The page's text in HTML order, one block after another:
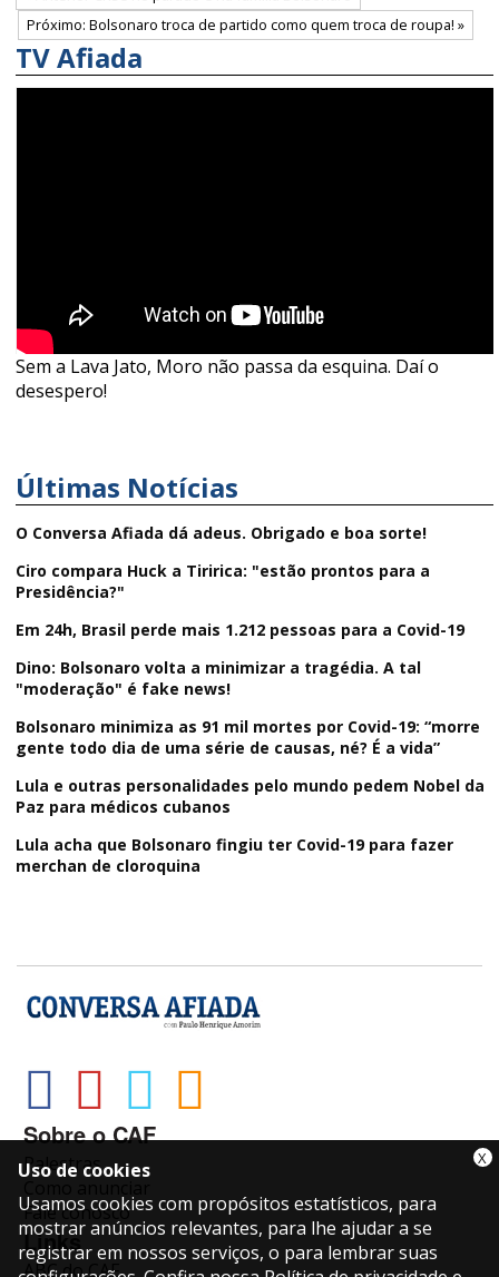
Próximo: Bolsonaro troca de partido como quem troca de roupa! »
TV Afiada
Sem a Lava Jato, Moro não passa da esquina. Daí o
desespero!
Últimas Notícias
O Conversa Afiada dá adeus. Obrigado e boa sorte!
Ciro compara Huck a Tiririca: "estão prontos para a
Presidência?"
Em 24h, Brasil perde mais 1.212 pessoas para a Covid-19
Dino: Bolsonaro volta a minimizar a tragédia. A tal
"moderação" é fake news!
Bolsonaro minimiza as 91 mil mortes por Covid-19: “morre
gente todo dia de uma série de causas, né? É a vida”
Lula e outras personalidades pelo mundo pedem Nobel da
Paz para médicos cubanos
Lula acha que Bolsonaro fingiu ter Covid-19 para fazer
merchan de cloroquina
Sobre o CAF
Palestras
Fale conosco
Links
ABC do CAF
X
Uso de cookies
Usamos cookies com propósitos estatísticos, para
mostrar anúncios relevantes, para lhe ajudar a se
registrar em nossos serviços, o para lembrar suas